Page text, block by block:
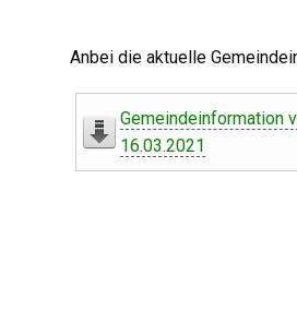
Leben in Oberdorf
Anbei die aktuelle
Gemeindeinformation
16.03.2021